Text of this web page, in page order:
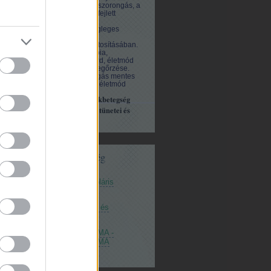
hatásos a kezdődő szorongás, a
pánikbetegség, a kifejlett
viselkedészavar végleges
tünetmentesség biztosításában.
Pszichotraumaterápia,
Pszichodrámabszurd, életmód
váltás, egészség megőrzése.
Irodalom és szorongás mentes
élet, félelem nélküli életmód
Pszichodráma és pánikbetegség
leküzdése, agorafóbia tünetei és
Hirdetési lehetőség
Mániás és bipoláris
Pánikbetegség és
PSZICHODRÁMA -
PSZICHODRÁMA